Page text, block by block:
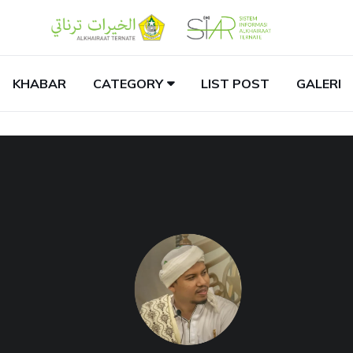
KHABAR CATEGORY LIST POST GALERI